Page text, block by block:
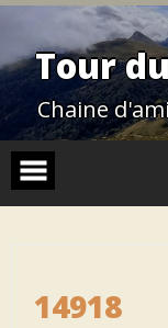
Skip
contentTour
Chaine
14918